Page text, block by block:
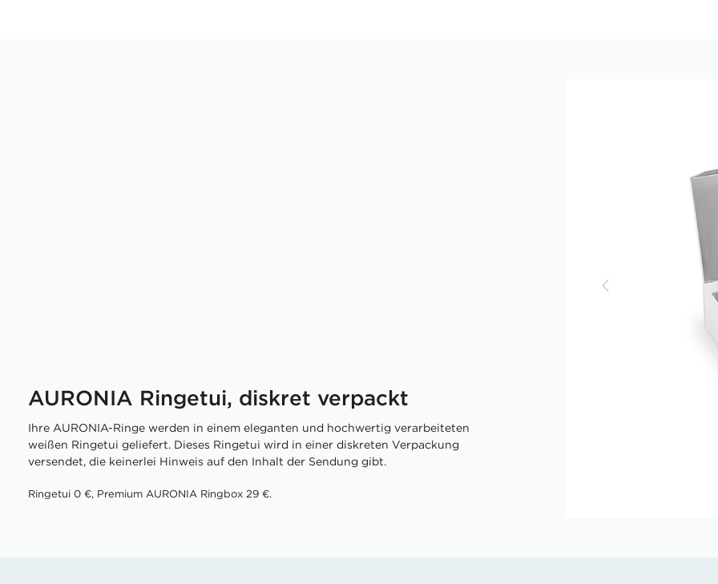
AURONIA Ringetui, diskret verpackt
Ihre AURONIA-Ringe werden in einem eleganten und hochwertig verarbeiteten
weißen Ringetui geliefert. Dieses Ringetui wird in einer diskreten Verpackung
versendet, die keinerlei Hinweis auf den Inhalt der Sendung gibt.
Ringetui 0 €, Premium AURONIA Ringbox 29 €.